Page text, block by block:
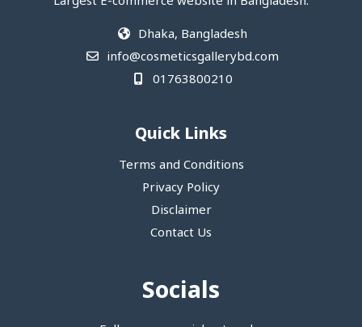
Dhaka, Bangladesh
info@cosmeticsgallerybd.com
01763800210
Quick Links
Terms and Conditions
Privacy Policy
Disclaimer
Contact Us
Socials